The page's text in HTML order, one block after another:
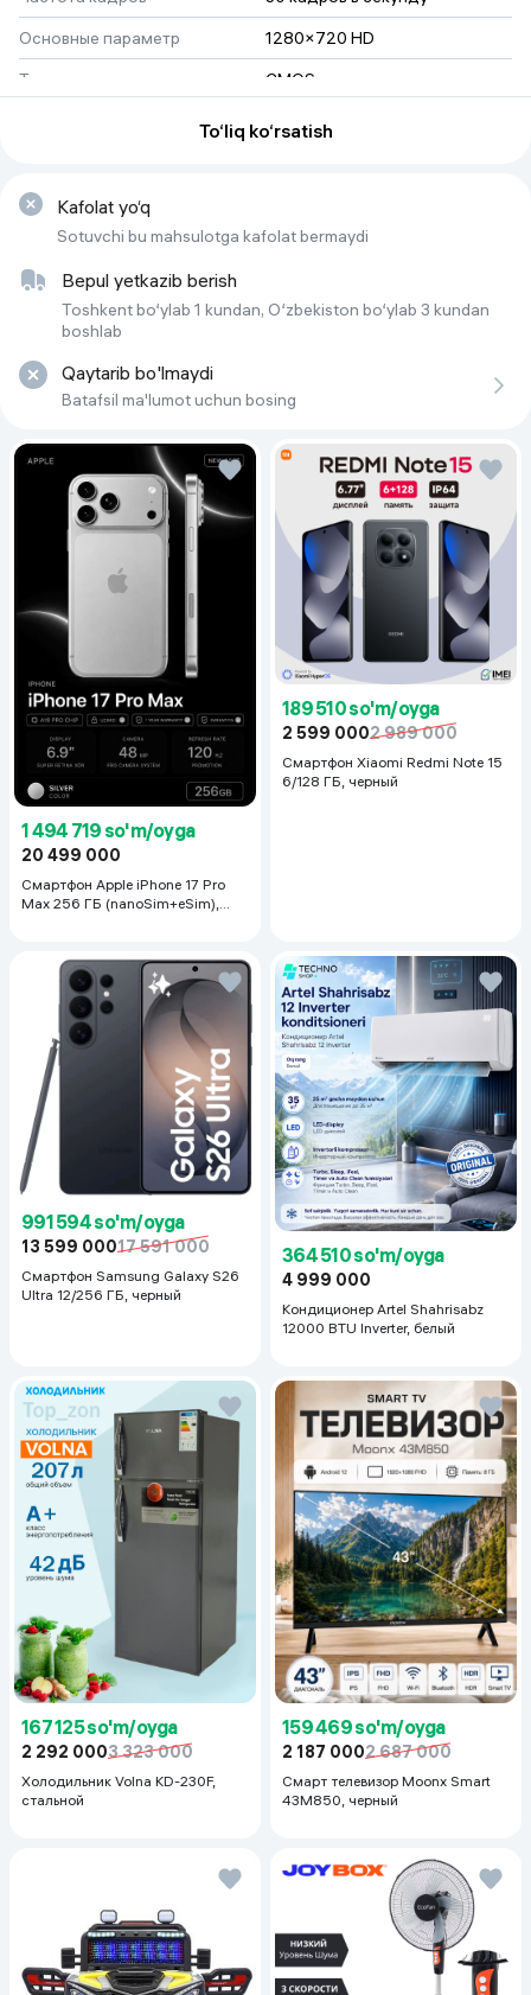
Основные параметр
1280×720 HD
Тип матрицы
CMOS
Веб-камера
Форматы видео
Тип объектива
Shisha
Угол обзора
Фокусировка
fikslashtirilgan
To‘liq ko‘rsatish
Kafolat yo‘q
Sotuvchi bu mahsulotga kafolat bermaydi
Bepul yetkazib berish
Toshkent bo‘ylab 1 kundan, O‘zbekiston bo‘ylab 3 kundan
boshlab
Qaytarib bo'lmaydi
Batafsil ma'lumot uchun bosing
1 494 719 so'm/oyga
20 499 000
Смартфон Apple iPhone 17 Pro
Max 256 ГБ (nanoSim+eSim),
189 510 so'm/oyga
2 599 0002 989 000
Смартфон Xiaomi Redmi Note 15
6/128 ГБ, черный
991 594 so'm/oyga
13 599 00017 591 000
Смартфон Samsung Galaxy S26
Ultra 12/256 ГБ, черный
364 510 so'm/oyga
4 999 000
Кондиционер Artel Shahrisabz
12000 BTU Inverter, белый
167 125 so'm/oyga
2 292 0003 323 000
Холодильник Volna KD-230F,
стальной
159 469 so'm/oyga
2 187 0002 687 000
Смарт телевизор Moonx Smart
43M850, черный